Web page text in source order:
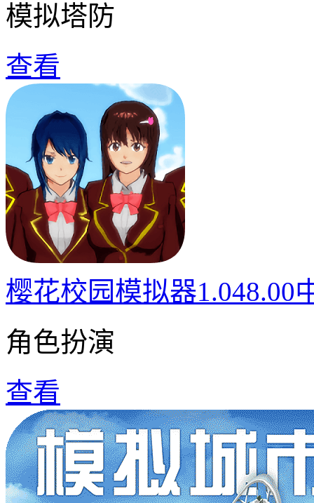
模拟塔防
查看
樱花校园模拟器1.048.00
角色扮演
查看